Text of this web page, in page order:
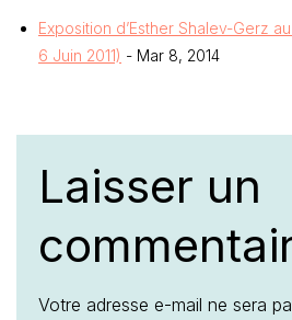
Exposition d’Esther Shalev-Gerz
6 Juin 2011) - Mar 8, 2014
Laisser un
Votre adresse e-mail ne sera